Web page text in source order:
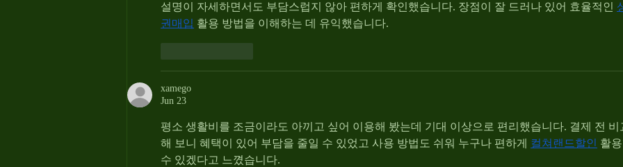
설명이 자세하면서도 부담스럽지 않아 편하게 확인했습니다. 장점이 잘 드러나 있어 효율적인
권매입 활용 방법을 이해하는 데 유익했습니다.
xamego
Jun 23
평소 생활비를 조금이라도 아끼고 싶어 이용해 봤는데 기대 이상으로 편리했습니다. 결제 전 비
해 보니 혜택이 있어 부담을 줄일 수 있었고 사용 방법도 쉬워 누구나 편하게 컬쳐랜드할인 활
수 있겠다고 느꼈습니다.